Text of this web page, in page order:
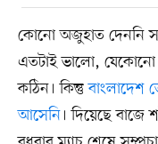
কোনো অজুহাত দেননি
এতটাই ভালো, যেকোনো
কঠিন। কিন্তুবাংলাদেশ
আসেনি। দিয়েছে বাজে